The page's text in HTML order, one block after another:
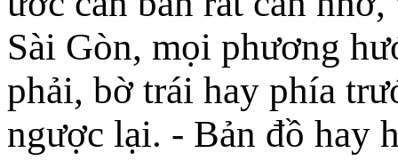
Sài Gòn, mọi phương
phải, bờ trái hay phía
ngược lại. - Bản đồ hay